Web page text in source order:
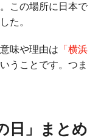
この場所に日本で
た。
味や理由は 「横浜
うことです。つま
日」まとめ